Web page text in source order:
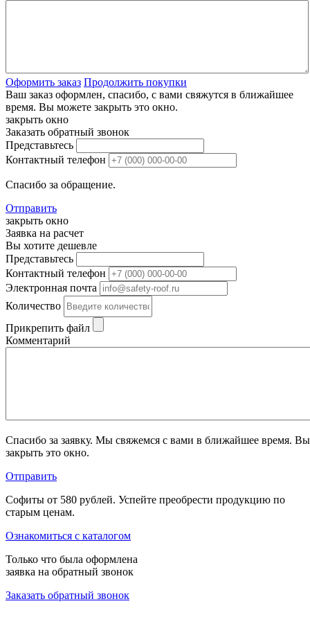
Оформить заказ Продолжить покупки
Ваш заказ оформлен, спасибо, c вами свяжутся в ближайшее
время. Вы можете закрыть это окно.
закрыть окно
Заказать обратный звонок
Представьтесь
Контактный телефон
Спасибо за обращение.
Отправить
закрыть окно
Заявка на расчет
Вы хотите дешевле
Представьтесь
Контактный телефон
Электронная почта
Количество
Прикрепить файл
Комментарий
Спасибо за заявку. Мы свяжемся с вами в ближайшее время.
закрыть это окно.
Отправить
Софиты от 580 рублей. Успейте преобрести продукцию по
старым ценам.
Ознакомиться с каталогом
Только что была оформлена
заявка на обратный звонок
Заказать обратный звонок